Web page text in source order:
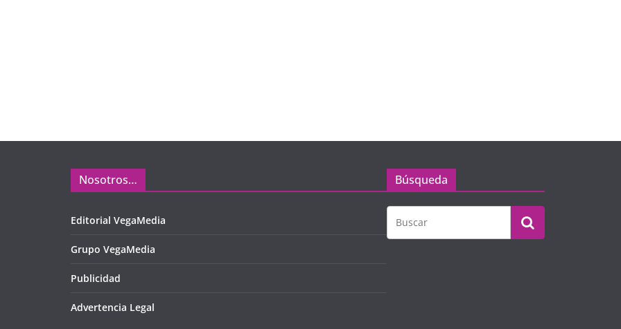
Nosotros…
Editorial VegaMedia
Grupo VegaMedia
Publicidad
Advertencia Legal
Búsqueda